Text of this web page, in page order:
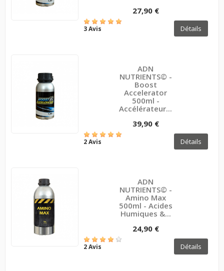
27,90 €
3 Avis Détails
ADN
NUTRIENTS© -
Boost
Accelerator
500ml -
Accélérateur...
39,90 €
2 Avis Détails
ADN
NUTRIENTS© -
Amino Max
500ml - Acides
Humiques &...
24,90 €
2 Avis Détails